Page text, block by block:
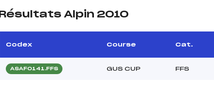
Résultats Alpin 2010
Codex Course Cat.
ASAF0141.FFS GUS CUP FFS